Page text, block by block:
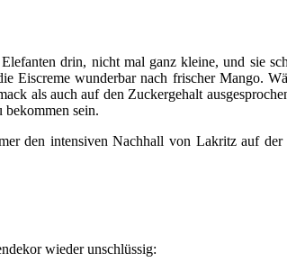
drin, nicht mal ganz kleine, und sie
Eiscreme wunderbar nach frischer Mango.
als auch auf den Zuckergehalt
bekommen sein.
den intensiven Nachhall von Lakritz auf
wieder unschlüssig: